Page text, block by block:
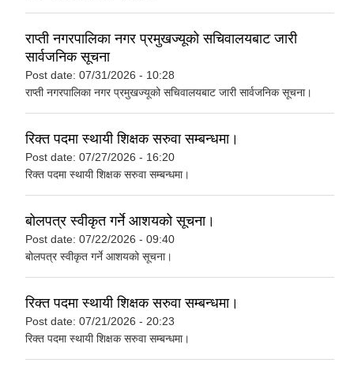
राप्ती नगरपालिका नगर प्रमुखज्यूको सचिवालयबाट जारी
सार्वजनिक सूचना
Post date: 07/31/2026 - 10:28
राप्ती नगरपालिका नगर प्रमुखज्यूको सचिवालयबाट जारी सार्वजनिक सूचना।
रिक्त पदमा स्थायी शिक्षक सरुवा सम्बन्धमा।
Post date: 07/27/2026 - 16:20
रिक्त पदमा स्थायी शिक्षक सरुवा सम्बन्धमा।
बोलपत्र स्वीकृत गर्ने आशयको सूचना।
Post date: 07/22/2026 - 09:40
बोलपत्र स्वीकृत गर्ने आशयको सूचना।
रिक्त पदमा स्थायी शिक्षक सरुवा सम्बन्धमा।
Post date: 07/21/2026 - 20:23
रिक्त पदमा स्थायी शिक्षक सरुवा सम्बन्धमा।